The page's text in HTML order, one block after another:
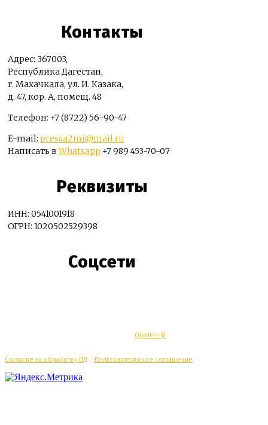
Контакты
Адрес: 367003,
Республика Дагестан,
г. Махачкала, ул. И. Казака,
д. 47, кор. А, помещ. 48
Телефон: +7 (8722) 56-90-47
E-mail: pressa2mi@mail.ru
Написать вWhatsapp +7 989 453-70-07
Реквизиты
ИНН: 0541001918
ОГРН: 1020502529398
Соцсети
Quantor-∀
Согласие на обработку ПД Пользовательское соглашение